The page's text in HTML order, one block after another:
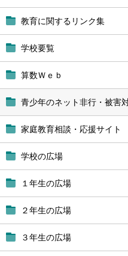
教育に関するリンク集
学校要覧
算数Ｗｅｂ
青少年のネット非行・被害
家庭教育相談・応援サイト
学校の広場
１年生の広場
２年生の広場
３年生の広場